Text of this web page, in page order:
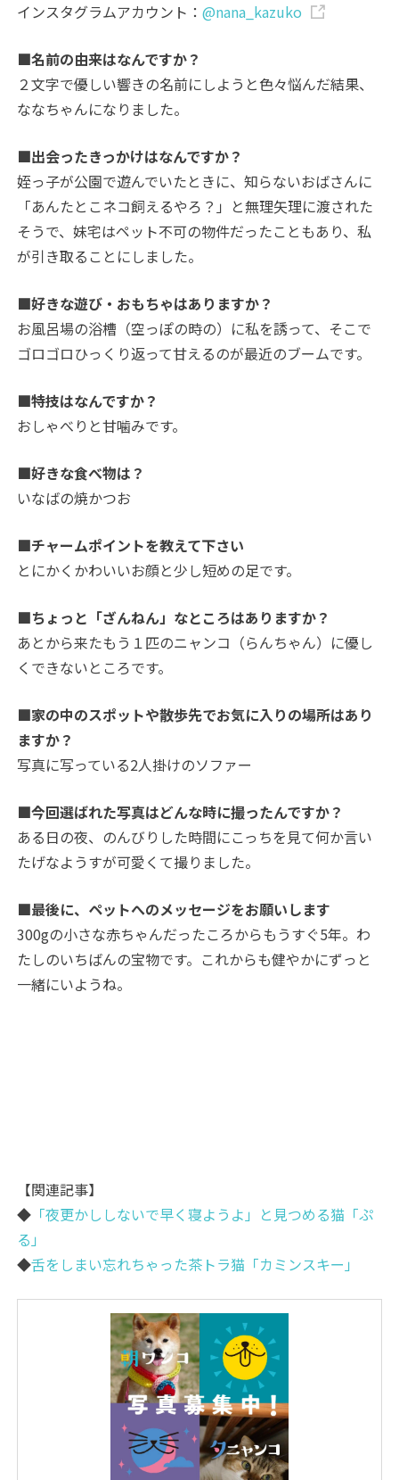
インスタグラムアカウント：@nana_kazuko
■名前の由来はなんですか？
２文字で優しい響きの名前にしようと色々悩んだ結果、
ななちゃんになりました。
■出会ったきっかけはなんですか？
姪っ子が公園で遊んでいたときに、知らないおばさんに
「あんたとこネコ飼えるやろ？」と無理矢理に渡された
そうで、妹宅はペット不可の物件だったこともあり、私
が引き取ることにしました。
■好きな遊び・おもちゃはありますか？
お風呂場の浴槽（空っぽの時の）に私を誘って、そこで
ゴロゴロひっくり返って甘えるのが最近のブームです。
■特技はなんですか？
おしゃべりと甘噛みです。
■好きな食べ物は？
いなばの焼かつお
■チャームポイントを教えて下さい
とにかくかわいいお顔と少し短めの足です。
■ちょっと「ざんねん」なところはありますか？
あとから来たもう１匹のニャンコ（らんちゃん）に優し
くできないところです。
■家の中のスポットや散歩先でお気に入りの場所はあり
ますか？
写真に写っている2人掛けのソファー
■今回選ばれた写真はどんな時に撮ったんですか？
ある日の夜、のんびりした時間にこっちを見て何か言い
たげなようすが可愛くて撮りました。
■最後に、ペットへのメッセージをお願いします
300gの小さな赤ちゃんだったころからもうすぐ5年。わ
たしのいちばんの宝物です。これからも健やかにずっと
一緒にいようね。
【関連記事】
◆ 「夜更かししないで早く寝ようよ」と見つめる猫「ぷ
る」
◆舌をしまい忘れちゃった茶トラ猫「カミンスキー」